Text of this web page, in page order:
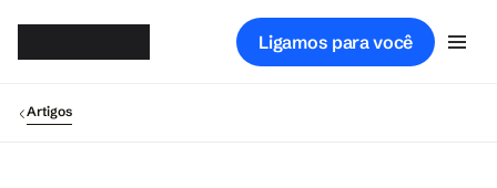
Ligamos para você
Artigos